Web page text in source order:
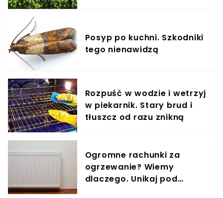
Posyp po kuchni. Szkodniki
tego nienawidzą
Rozpuść w wodzie i wetrzyj
w piekarnik. Stary brud i
tłuszcz od razu znikną
Ogromne rachunki za
ogrzewanie? Wiemy
dlaczego. Unikaj pod